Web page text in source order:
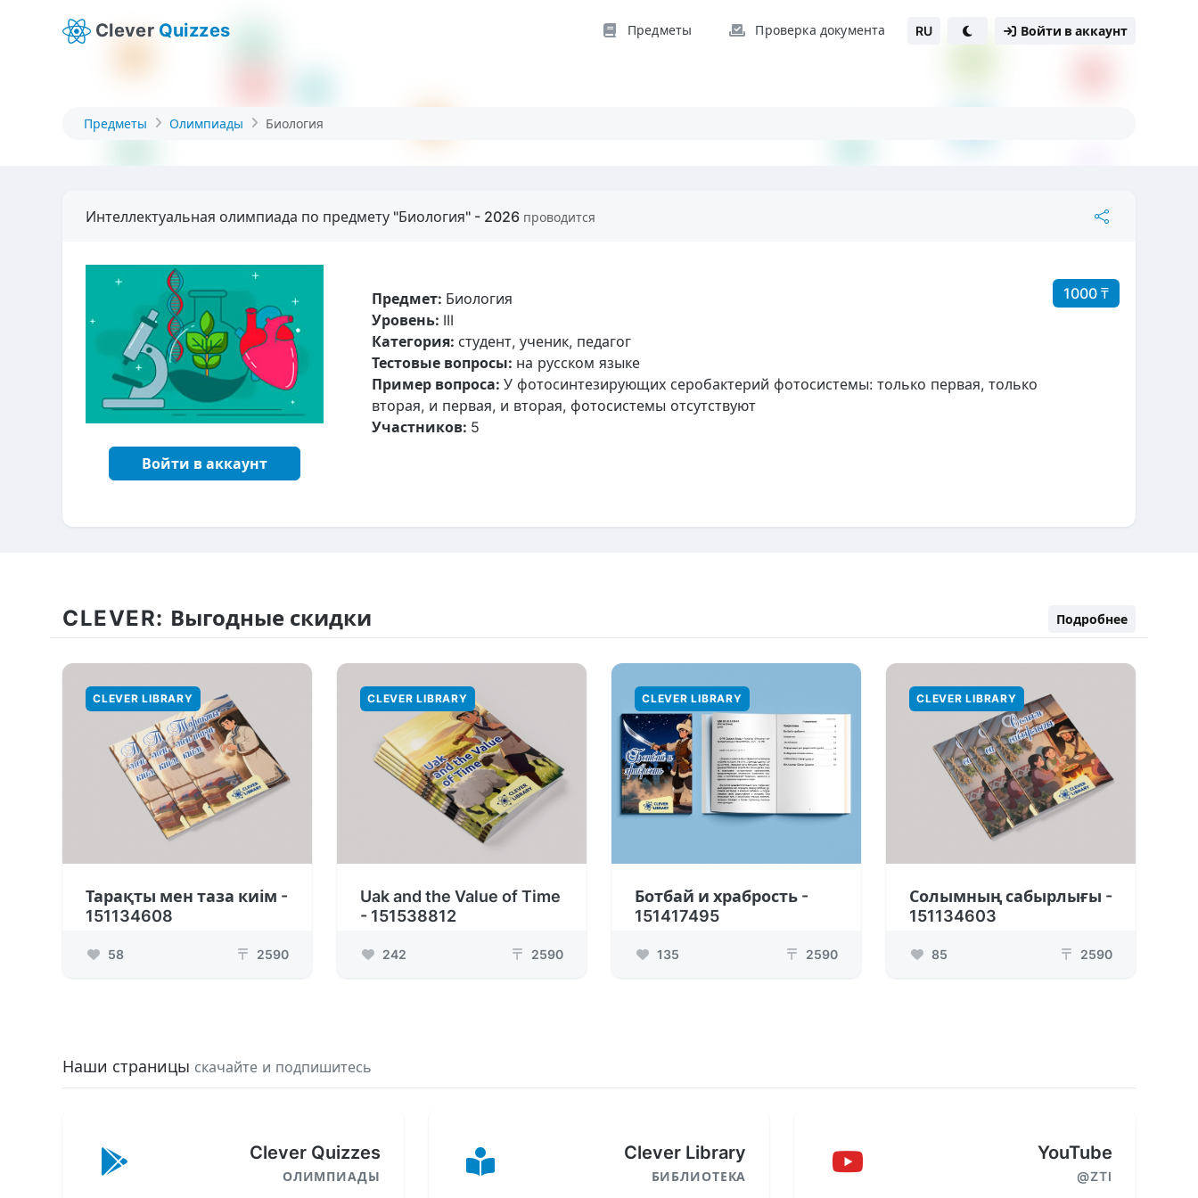
Clever Quizzes Предметы Проверка документа RU Войти в аккаунт
Предметы Олимпиады Биология
Интеллектуальная олимпиада по предмету "Биология" - 2026 проводится
Войти в аккаунт
1000 ₸
Предмет: Биология
Уровень: III
Категория: студент, ученик, педагог
Тестовые вопросы: на русском языке
Пример вопроса: У фотосинтезирующих серобактерий фотосистемы: только первая, только
вторая, и первая, и вторая, фотосистемы отсутствуют
Участников: 5
CLEVER: Выгодные скидки Подробнее
CLEVER LIBRARY
Тарақты мен таза киім -
151134608
58 ₸ 2590
CLEVER LIBRARY
Uak and the Value of Time
- 151538812
242 ₸ 2590
CLEVER LIBRARY
Ботбай и храбрость -
151417495
135 ₸ 2590
CLEVER LIBRARY
Солымның сабырлығы -
151134603
85 ₸ 2590
Наши страницы скачайте и подпишитесь
Clever Quizzes
ОЛИМПИАДЫ
Clever Library
БИБЛИОТЕКА
YouTube
@ZTI